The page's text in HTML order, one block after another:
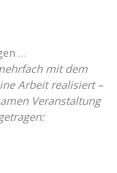
…
mit dem
Arbeit realisiert –
Veranstaltung